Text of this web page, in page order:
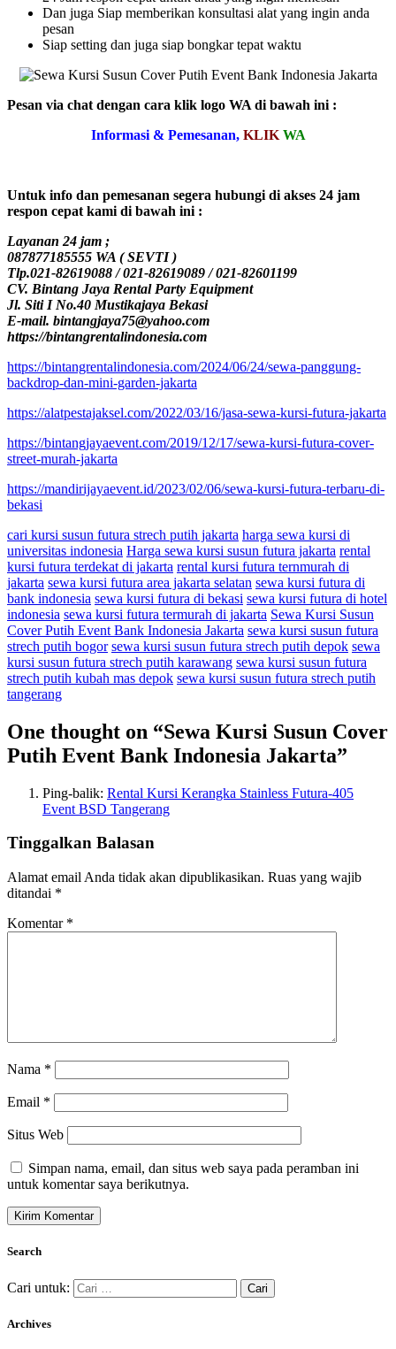
Dan juga Siap memberikan konsultasi alat yang ingin anda
pesan
Siap setting dan juga siap bongkar tepat waktu
Pesan via chat dengan cara klik logo WA di bawah ini :
Informasi & Pemesanan, KLIK WA
Untuk info dan pemesanan segera hubungi di akses 24 jam
respon cepat kami di bawah ini :
Layanan 24 jam ;
087877185555 WA ( SEVTI )
Tlp.021-82619088 / 021-82619089 / 021-82601199
CV. Bintang Jaya Rental Party Equipment
Jl. Siti I No.40 Mustikajaya Bekasi
E-mail. bintangjaya75@yahoo.com
https://bintangrentalindonesia.com
https://bintangrentalindonesia.com/2024/06/24/sewa-panggung-
backdrop-dan-mini-garden-jakarta
https://alatpestajaksel.com/2022/03/16/jasa-sewa-kursi-futura-jakarta
https://bintangjayaevent.com/2019/12/17/sewa-kursi-futura-cover-
street-murah-jakarta
https://mandirijayaevent.id/2023/02/06/sewa-kursi-futura-terbaru-di-
bekasi
cari kursi susun futura strech putih jakarta harga sewa kursi di
universitas indonesia Harga sewa kursi susun futura jakarta rental
kursi futura terdekat di jakarta rental kursi futura ternmurah di
jakarta sewa kursi futura area jakarta selatan sewa kursi futura di
bank indonesia sewa kursi futura di bekasi sewa kursi futura di hotel
indonesia sewa kursi futura termurah di jakarta Sewa Kursi Susun
Cover Putih Event Bank Indonesia Jakarta sewa kursi susun futura
strech putih bogor sewa kursi susun futura strech putih depok sewa
kursi susun futura strech putih karawang sewa kursi susun futura
strech putih kubah mas depok sewa kursi susun futura strech putih
tangerang
One thought on “Sewa Kursi Susun Cover
Putih Event Bank Indonesia Jakarta”
Ping-balik: Rental Kursi Kerangka Stainless Futura-405
Event BSD Tangerang
Tinggalkan Balasan
Alamat email Anda tidak akan dipublikasikan. Ruas yang wajib
ditandai *
Komentar *
Nama *
Email *
Situs Web
Simpan nama, email, dan situs web saya pada peramban ini
untuk komentar saya berikutnya.
Search
Cari untuk:
Archives